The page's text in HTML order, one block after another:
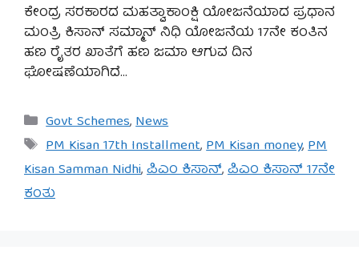
ಕೇ೦ದ್ರ ಸರಕಾರದ ಮಹತ್ವಾಕಾಂಕ್ಷಿ ಯೋಜನೆಯಾದ ಪ್ರಧಾನ
ಮಂತ್ರಿ ಕಿಸಾನ್ ಸಮ್ಮಾನ್ ನಿಧಿ ಯೋಜನೆಯ 17ನೇ ಕಂತಿನ
ಹಣ ರೈತರ ಖಾತೆಗೆ ಹಣ ಜಮಾ ಆಗುವ ದಿನ
ಘೋಷಣೆಯಾಗಿದೆ…
Categories
Govt Schemes,News
Tags
PM Kisan 17th Installment,PM Kisan money,PM
Kisan Samman Nidhi,ಪಿಎಂ ಕಿಸಾನ್,ಪಿಎಂ ಕಿಸಾನ್ 17ನೇ
ಕಂತು